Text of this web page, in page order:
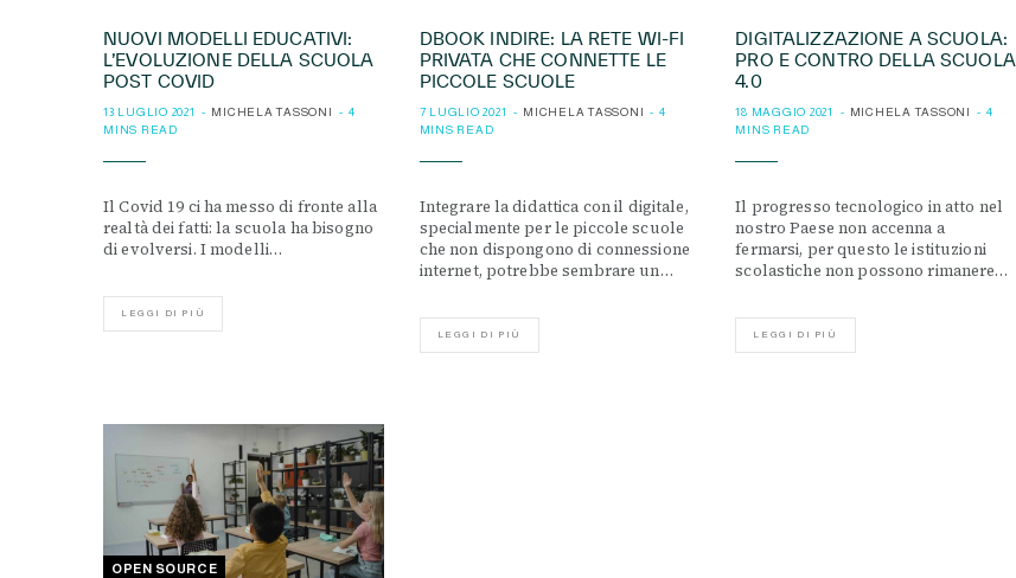
NUOVI MODELLI EDUCATIVI:
L’EVOLUZIONE DELLA SCUOLA
POST COVID
13 LUGLIO 2021 MICHELA TASSONI
4
MINS READ
Il Covid 19 ci ha messo di fronte alla
realtà dei fatti: la scuola ha bisogno
di evolversi. I modelli…
LEGGI DI PIÙ
DBOOK INDIRE: LA RETE WI-FI
PRIVATA CHE CONNETTE LE
PICCOLE SCUOLE
7 LUGLIO 2021 MICHELA TASSONI
4
MINS READ
Integrare la didattica con il digitale,
specialmente per le piccole scuole
che non dispongono di connessione
internet, potrebbe sembrare un…
LEGGI DI PIÙ
DIGITALIZZAZIONE A SCUOLA:
PRO E CONTRO DELLA SCUOLA
4.0
18 MAGGIO 2021 MICHELA TASSONI
4
MINS READ
Il progresso tecnologico in atto nel
nostro Paese non accenna a
fermarsi, per questo le istituzioni
scolastiche non possono rimanere…
LEGGI DI PIÙ
OPEN SOURCE